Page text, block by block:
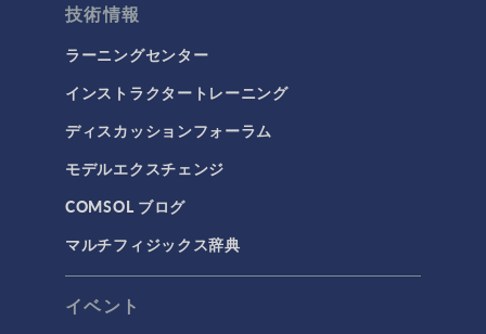
技術情報
ラーニングセンター
インストラクタートレーニング
ディスカッションフォーラム
モデルエクスチェンジ
COMSOL ブログ
マルチフィジックス辞典
イベント